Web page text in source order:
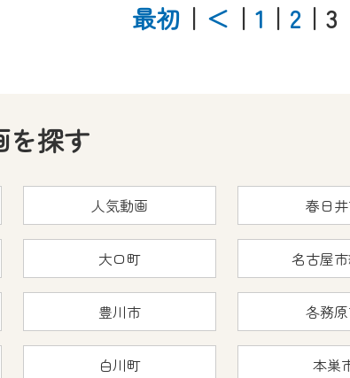
最初 ｜ ＜ ｜ 1 ｜ 2 ｜3
を探す
人気動画 春日
大口町 名古屋
豊川市 各務
白川町 本巣